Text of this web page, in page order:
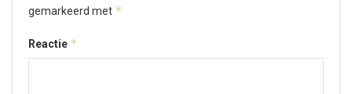
gemarkeerd met *
Reactie *